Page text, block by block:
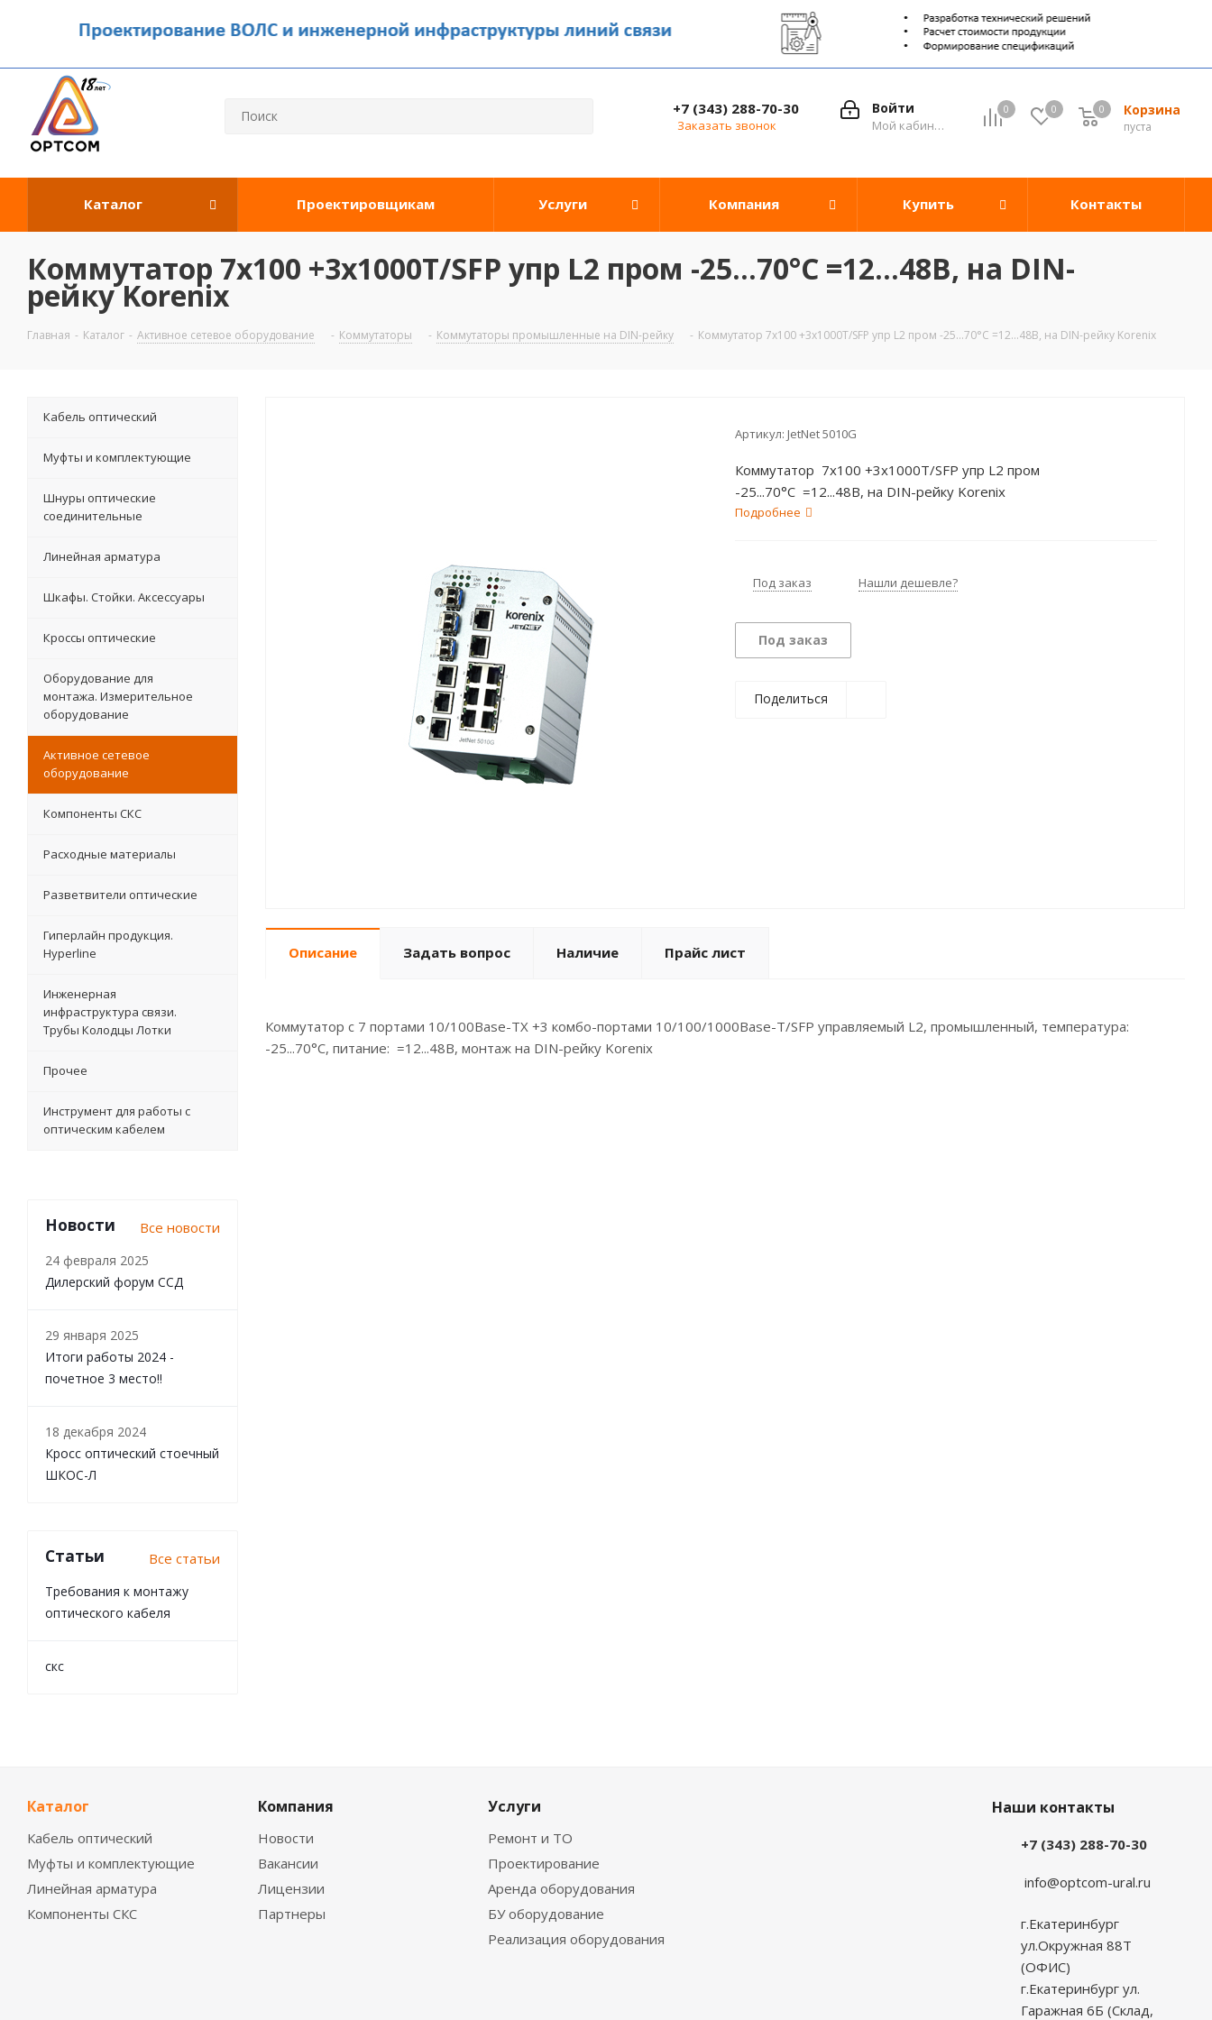
0 0 Корзина
0
пуста
0
Войти
Мой кабинет
+7 (343) 288-70-30
Заказать звонок
Каталог Проектировщикам Услуги Компания Купить Контакты
Коммутатор 7х100 +3х1000T/SFP упр L2 пром -25...70°C =12...48В, на DIN-
рейку Korenix
Главная - Каталог - Активное сетевое оборудование - Коммутаторы - Коммутаторы промышленные на DIN-рейку - Коммутатор 7х100 +3х1000T/SFP упр L2 пром -25...70°C =12...48В, на DIN-рейку Korenix
Артикул: JetNet 5010G
Коммутатор 7х100 +3х1000T/SFP упр L2 пром
-25...70°C =12...48В, на DIN-рейку Korenix
Подробнее
Под заказ Нашли дешевле?
Под заказ
Поделиться
Описание Задать вопрос Наличие Прайс лист
Коммутатор c 7 портами 10/100Base-TX +3 комбо-портами 10/100/1000Base-T/SFP управляемый L2, промышленный, температура:
-25...70°C, питание: =12...48В, монтаж на DIN-рейку Korenix
Кабель оптический
Муфты и комплектующие
Шнуры оптические
соединительные
Линейная арматура
Шкафы. Стойки. Аксесcуары
Кроссы оптические
Оборудование для
монтажа. Измерительное
оборудование
Активное сетевое
оборудование
Компоненты СКС
Расходные материалы
Разветвители оптические
Гиперлайн продукция.
Hyperline
Инженерная
инфраструктура связи.
Трубы Колодцы Лотки
Прочее
Инструмент для работы с
оптическим кабелем
Новости Все новости
24 февраля 2025
Дилерский форум ССД
29 января 2025
Итоги работы 2024 -
почетное 3 место!!
18 декабря 2024
Кросс оптический стоечный
ШКОС-Л
Статьи Все статьи
Требования к монтажу
оптического кабеля
скс
Каталог
Кабель оптический
Муфты и комплектующие
Линейная арматура
Компоненты СКС
Компания
Новости
Вакансии
Лицензии
Партнеры
Услуги
Ремонт и ТО
Проектирование
Аренда оборудования
БУ оборудование
Реализация оборудования
Наши контакты
+7 (343) 288-70-30
info@optcom-ural.ru
г.Екатеринбург
ул.Окружная 88Т
(ОФИС)
г.Екатеринбург ул.
Гаражная 6Б (Склад,